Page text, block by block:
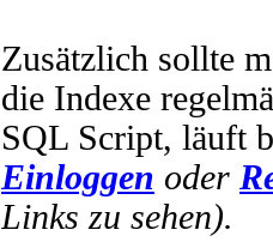
Zusätzlich sollte
die Indexe
SQL Script, läuft
Einloggen oder
Links zu sehen).